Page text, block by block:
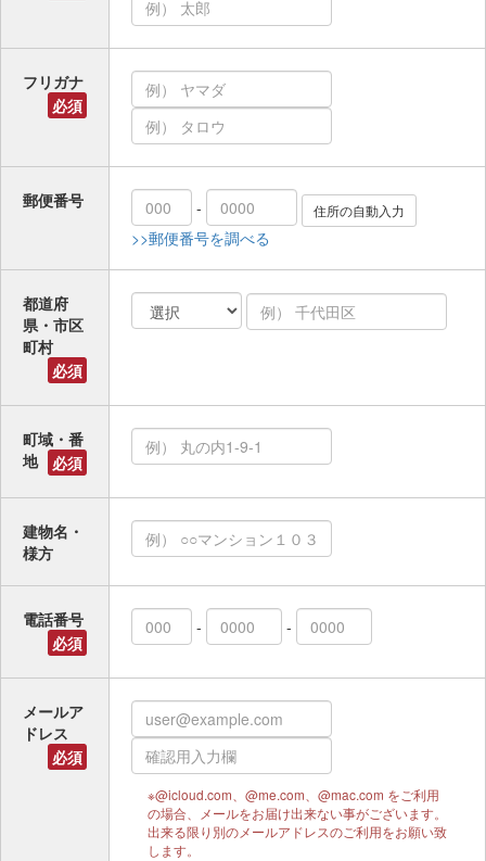
フリガナ
必須
郵便番号
-
>>郵便番号を調べる
都道府
県・市区
町村
必須
町域・番
地
必須
建物名・
様方
電話番号
必須
- -
メールア
ドレス
必須
※@icloud.com、@me.com、@mac.com をご利用
の場合、メールをお届け出来ない事がございます。
出来る限り別のメールアドレスのご利用をお願い致
します。